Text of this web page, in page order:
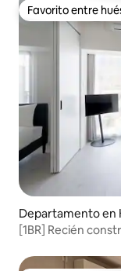
Favorito entre
Favorito entre
Departamento en
[1BR] Recién